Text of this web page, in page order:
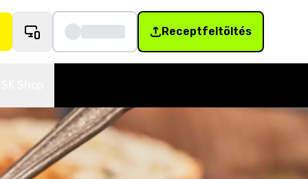
Receptfeltöltés